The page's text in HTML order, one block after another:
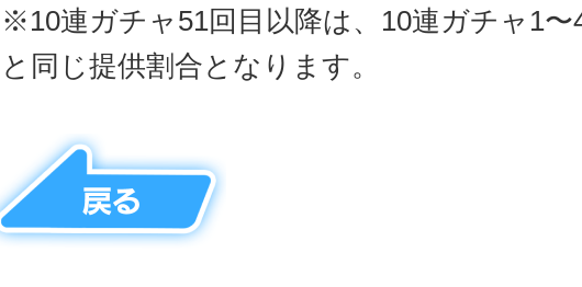
※10連ガチャ51回目以降は、10連ガチャ1〜
と同じ提供割合となります。